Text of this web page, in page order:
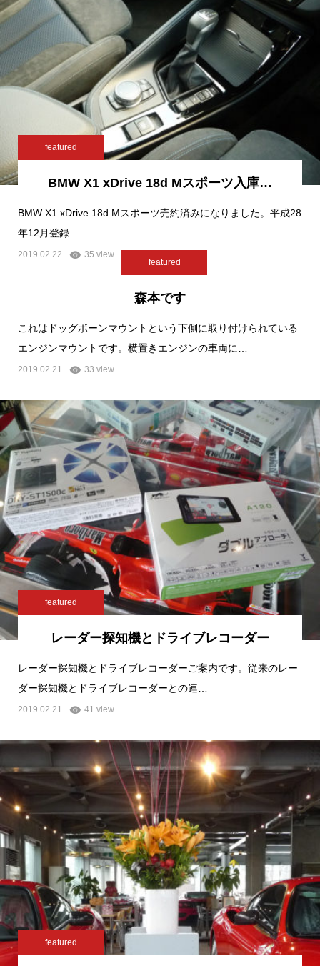
featured
BMW X1 xDrive 18d Mスポーツ入庫…
BMW X1 xDrive 18d Mスポーツ売約済みになりました。平成28
年12月登録…
2019.02.22 35 view
featured
森本です
これはドッグボーンマウントという下側に取り付けられている
エンジンマウントです。横置きエンジンの車両に…
2019.02.21 33 view
featured
レーダー探知機とドライブレコーダー
レーダー探知機とドライブレコーダーご案内です。従来のレー
ダー探知機とドライブレコーダーとの連…
2019.02.21 41 view
featured